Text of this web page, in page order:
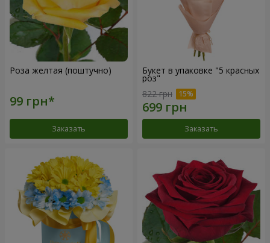
Роза желтая (поштучно)
Заказать
Букет в упаковке "5 красных
роз"
822 грн
Заказать